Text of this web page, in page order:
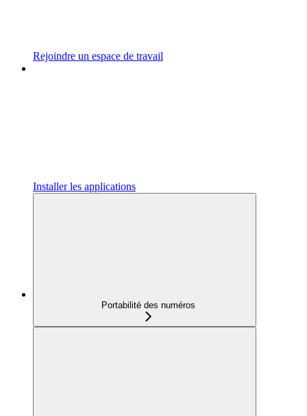
Rejoindre un espace de travail
Installer les applications
Portabilité des numéros